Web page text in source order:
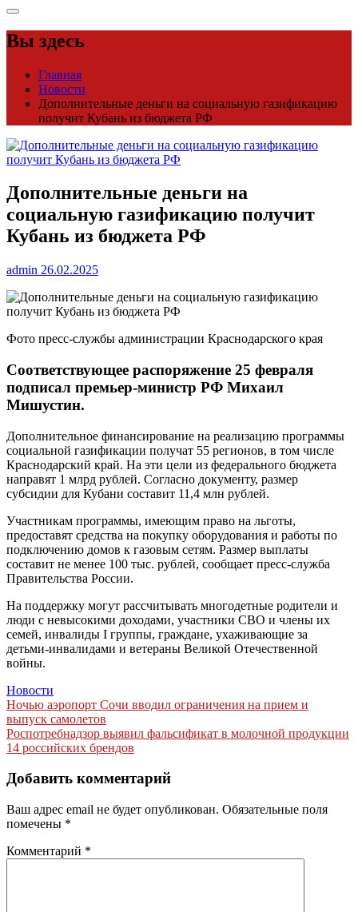
Вы здесь
Главная
Новости
Дополнительные деньги на социальную газификацию
получит Кубань из бюджета РФ
Дополнительные деньги на
социальную газификацию получит
Кубань из бюджета РФ
admin 26.02.2025
Фото пресс-службы администрации Краснодарского края
Соответствующее распоряжение 25 февраля
подписал премьер-министр РФ Михаил
Мишустин.
Дополнительное финансирование на реализацию программы
социальной газификации получат 55 регионов, в том числе
Краснодарский край. На эти цели из федерального бюджета
направят 1 млрд рублей. Согласно документу, размер
субсидии для Кубани составит 11,4 млн рублей.
Участникам программы, имеющим право на льготы,
предоставят средства на покупку оборудования и работы по
подключению домов к газовым сетям. Размер выплаты
составит не менее 100 тыс. рублей, сообщает пресс-служба
Правительства России.
На поддержку могут рассчитывать многодетные родители и
люди с невысокими доходами, участники СВО и члены их
семей, инвалиды I группы, граждане, ухаживающие за
детьми-инвалидами и ветераны Великой Отечественной
войны.
Новости
Навигация
по
записям
Ночью аэропорт Сочи вводил ограничения на прием и
выпуск самолетов
Роспотребнадзор выявил фальсификат в молочной продукции
14 российских брендов
Добавить комментарий
Ваш адрес email не будет опубликован. Обязательные поля
помечены *
Комментарий *